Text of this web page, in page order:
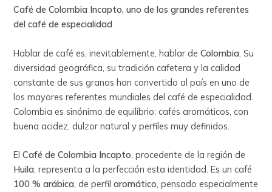
Café de Colombia Incapto, uno de los grandes referentes
del café de especialidad
Hablar de café es, inevitablemente, hablar deColombia . Su
diversidad geográfica, su tradición cafetera y la calidad
constante de sus granos han convertido al país en uno de
los mayores referentes mundiales del café de especialidad.
Colombia es sinónimo de equilibrio: cafés aromáticos, con
buena acidez, dulzor natural y perfiles muy definidos.
ElCafé de Colombia Incapto, procedente de la región de
Huila, representa a la perfección esta identidad. Es un café
100 % arábica, de perfilaromático, pensado especialmente